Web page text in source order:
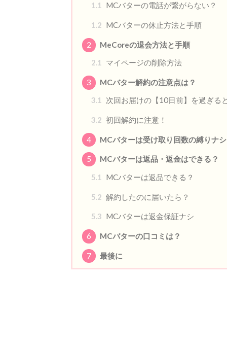
1.1
MCバターの電話が繋がらない？
1.2 MCバターの休止方法と手順
2
MeCoreの退会方法と手順
2.1
マイページの削除方法
3
MCバター解約の注意点は？
3.1
次回お届けの【10日前】を過ぎる
3.2 初回解約に注意！
4 MCバターは受け取り回数の縛りナシ
5
MCバターは返品・返金はできる？
5.1
MCバターは返品できる？
5.2 解約したのに届いたら？
5.3 MCバターは返金保証ナシ
6 MCバターの口コミは？
7 最後に